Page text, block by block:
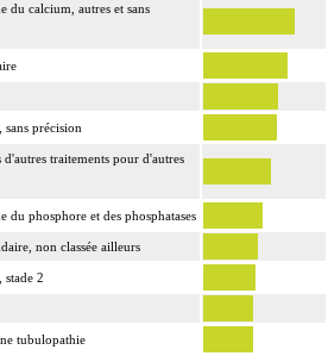
du calcium, autres et sans
précision
traitements pour d'autres
du phosphore et des phosphatases
non classée ailleurs
stade 2
tubulopathie